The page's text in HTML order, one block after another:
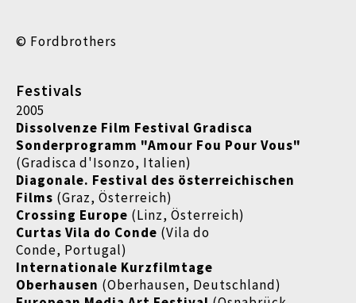
© Fordbrothers
Festivals
2005
Dissolvenze Film Festival Gradisca
Sonderprogramm "Amour Fou Pour Vous"
(Gradisca d'Isonzo, Italien)
Diagonale. Festival des österreichischen
Films (Graz, Österreich)
Crossing Europe (Linz, Österreich)
Curtas Vila do Conde (Vila do
Conde, Portugal)
Internationale Kurzfilmtage
Oberhausen (Oberhausen, Deutschland)